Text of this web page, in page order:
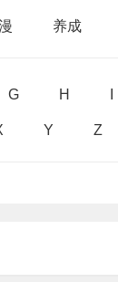
养成
G H
Y Z